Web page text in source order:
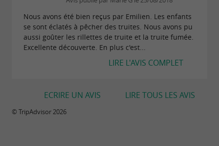
Nous avons été bien reçus par Emilien. Les enfants
se sont éclatés à pêcher des truites. Nous avons pu
aussi goûter les rillettes de truite et la truite fumée.
Excellente découverte. En plus c'est...
LIRE L'AVIS COMPLET
LIRE TOUS LES AVIS
ECRIRE UN AVIS
© TripAdvisor 2026